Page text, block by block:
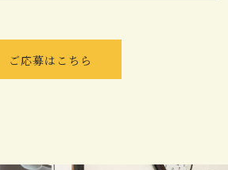
ご応募はこちら